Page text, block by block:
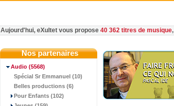
Aujourd'hui, eXultet vous propose 40 362 titres de musique,
Nos partenaires
Audio (5568)
Spécial Sr Emmanuel (10)
Belles productions (6)
Pour Enfants (102)